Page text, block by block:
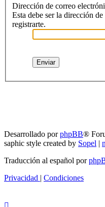
Dirección de correo
Esta debe ser la dirección
registrarte.
Desarrollado porphpBB®
saphic style created by Sopel |
Traducción al español por
Privacidad | Condiciones